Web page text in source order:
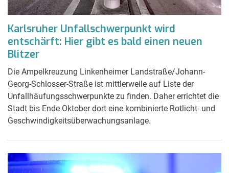
Karlsruher Unfallschwerpunkt wird
entschärft: Hier gibt es bald einen neuen
Blitzer
Die Ampelkreuzung Linkenheimer Landstraße/Johann-
Georg-Schlosser-Straße ist mittlerweile auf Liste der
Unfallhäufungsschwerpunkte zu finden. Daher errichtet die
Stadt bis Ende Oktober dort eine kombinierte Rotlicht- und
Geschwindigkeitsüberwachungsanlage.